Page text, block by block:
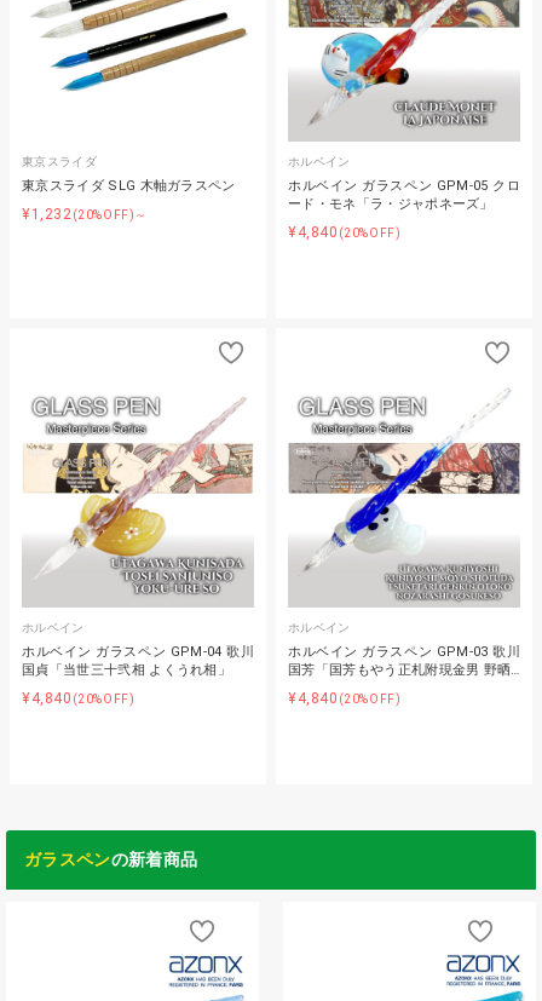
東京スライダ
東京スライダ SLG 木軸ガラスペン
¥1,232(20%OFF)～
ホルベイン
ホルベイン ガラスペン GPM-05 クロ
ード・モネ「ラ・ジャポネーズ」
¥4,840 (20%OFF)
ホルベイン
ホルベイン ガラスペン GPM-04 歌川
国貞「当世三十弐相 よくうれ相」
¥4,840 (20%OFF)
ホルベイン
ホルベイン ガラスペン GPM-03 歌川
国芳「国芳もやう正札附現金男 野晒…
¥4,840 (20%OFF)
ガラスペンの新着商品